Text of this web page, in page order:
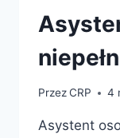
PrzezCRP 4
Asystent